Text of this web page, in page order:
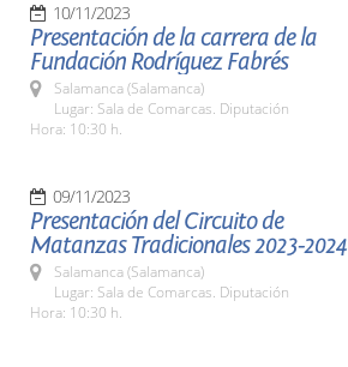
10/11/2023
Presentación de la carrera de la
Fundación Rodríguez Fabrés
Salamanca (Salamanca)
Lugar: Sala de Comarcas. Diputación
Hora: 10:30 h.
09/11/2023
Presentación del Circuito de
Matanzas Tradicionales 2023-2024
Salamanca (Salamanca)
Lugar: Sala de Comarcas. Diputación
Hora: 10:30 h.